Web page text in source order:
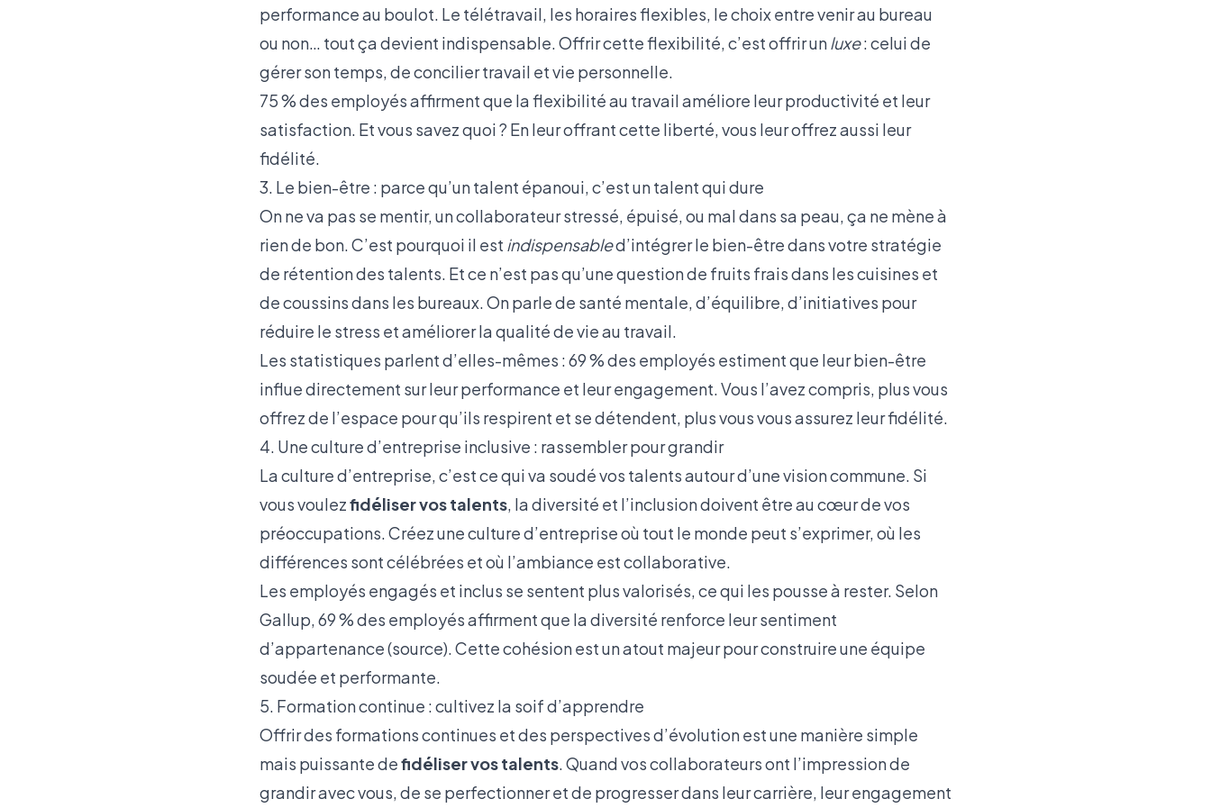
performance au boulot. Le télétravail, les horaires flexibles, le choix entre venir au bureau
ou non… tout ça devient indispensable. Offrir cette flexibilité, c’est offrir unluxe: celui de
gérer son temps, de concilier travail et vie personnelle.
75 % des employés affirment que la flexibilité au travail améliore leur productivité et leur
satisfaction. Et vous savez quoi ? En leur offrant cette liberté, vous leur offrez aussi leur
fidélité.
3. Le bien-être : parce qu’un talent épanoui, c’est un talent qui dure
On ne va pas se mentir, un collaborateur stressé, épuisé, ou mal dans sa peau, ça ne mène à
rien de bon. C’est pourquoi il est indispensabled’intégrer le bien-être dans votre stratégie
de rétention des talents. Et ce n’est pas qu’une question de fruits frais dans les cuisines et
de coussins dans les bureaux. On parle de santé mentale, d’équilibre, d’initiatives pour
réduire le stress et améliorer la qualité de vie au travail.
Les statistiques parlent d’elles-mêmes : 69 % des employés estiment que leur bien-être
influe directement sur leur performance et leur engagement. Vous l’avez compris, plus vous
offrez de l’espace pour qu’ils respirent et se détendent, plus vous vous assurez leur fidélité.
4. Une culture d’entreprise inclusive : rassembler pour grandir
La culture d’entreprise, c’est ce qui va soudé vos talents autour d’une vision commune. Si
vous voulezfidéliser vos talents, la diversité et l’inclusion doivent être au cœur de vos
préoccupations. Créez une culture d’entreprise où tout le monde peut s’exprimer, où les
différences sont célébrées et où l’ambiance est collaborative.
Les employés engagés et inclus se sentent plus valorisés, ce qui les pousse à rester. Selon
Gallup, 69 % des employés affirment que la diversité renforce leur sentiment
d’appartenance (source). Cette cohésion est un atout majeur pour construire une équipe
soudée et performante.
5. Formation continue : cultivez la soif d’apprendre
Offrir des formations continues et des perspectives d’évolution est une manière simple
mais puissante defidéliser vos talents. Quand vos collaborateurs ont l’impression de
grandir avec vous, de se perfectionner et de progresser dans leur carrière, leur engagement